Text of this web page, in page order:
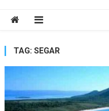
TAG: SEGAR